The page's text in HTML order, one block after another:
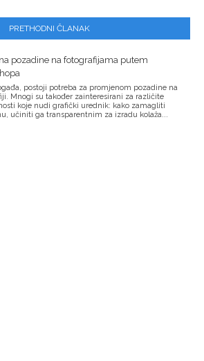
PRETHODNI ČLANAK
pozadine na fotografijama putem
postoji potreba za promjenom pozadine na
Mnogi su također zainteresirani za različite
koje nudi grafički urednik: kako zamagliti
učiniti ga transparentnim za izradu kolaža...